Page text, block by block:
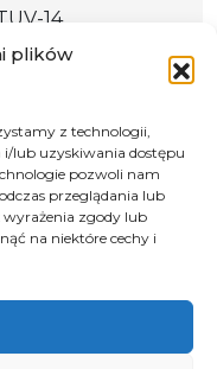
plików
z technologii,
lub uzyskiwania dostępu
pozwoli nam
przeglądania lub
zgody lub
na niektóre cechy i
14